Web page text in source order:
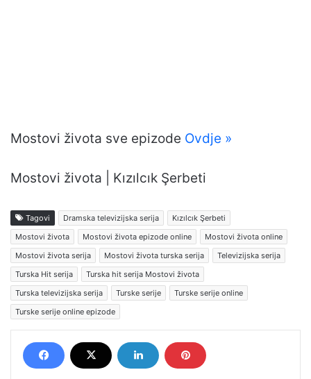
Mostovi života sve epizode Ovdje »
Mostovi života | Kızılcık Şerbeti
Tagovi Dramska televizijska serija
Kızılcık Şerbeti
Mostovi života
Mostovi života epizode online
Mostovi života online
Mostovi života serija
Mostovi života turska serija
Televizijska serija
Turska Hit serija
Turska hit serija Mostovi života
Turska televizijska serija
Turske serije
Turske serije online
Turske serije online epizode